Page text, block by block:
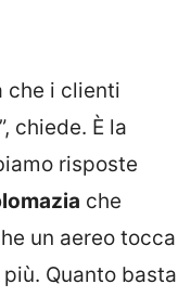
che i clienti
chiede. È la
risposte
che
un aereo tocca
Quanto basta